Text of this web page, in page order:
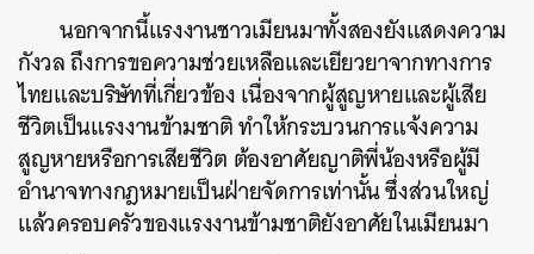
นอกจากนี้แรงงานชาวเมียนมาทั้งสองยังแสดงความ
กังวล ถึงการขอความช่วยเหลือและเยียวยาจากทางการ
ไทยและบริษัทที่เกี่ยวข้อง เนื่องจากผู้สูญหายและผู้เสีย
ชีวิตเป็นแรงงานข้ามชาติ ทำให้กระบวนการแจ้งความ
สูญหายหรือการเสียชีวิต ต้องอาศัยญาติพี่น้องหรือผู้มี
อำนาจทางกฎหมายเป็นฝ่ายจัดการเท่านั้น ซึ่งส่วนใหญ่
แล้วครอบครัวของแรงงานข้ามชาติยังอาศัยในเมียนมา